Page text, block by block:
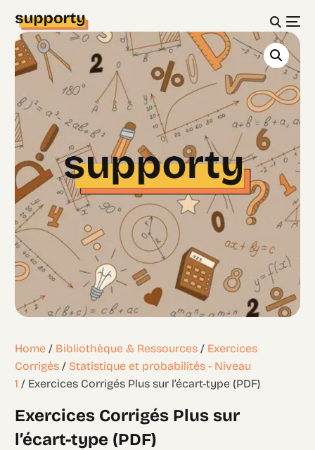
Home / Bibliothèque & Ressources / Exercices
Corrigés / Statistique et probabilités - Niveau
1 / Exercices Corrigés Plus sur l’écart-type (PDF)
Exercices Corrigés Plus sur
l’écart-type (PDF)